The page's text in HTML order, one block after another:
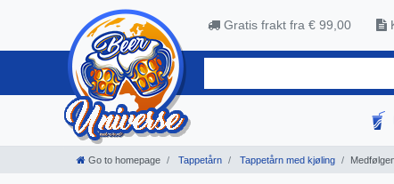
Gratis frakt fra € 99,00
Go to homepage Tappetårn Tappetårn med kjøling